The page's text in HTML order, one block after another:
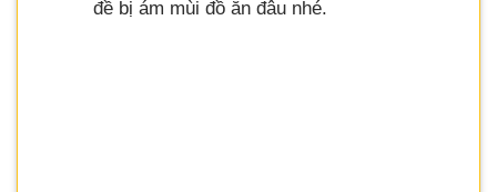
đề bị ám mùi đồ ăn đâu nhé.